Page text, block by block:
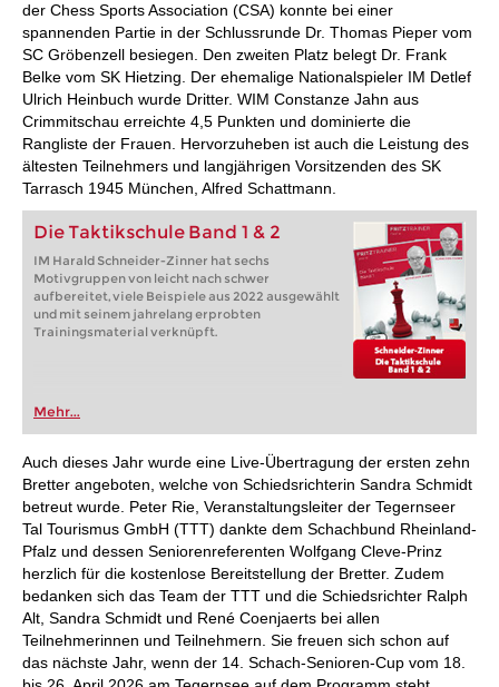
der Chess Sports Association (CSA) konnte bei einer
spannenden Partie in der Schlussrunde Dr. Thomas Pieper vom
SC Gröbenzell besiegen. Den zweiten Platz belegt Dr. Frank
Belke vom SK Hietzing. Der ehemalige Nationalspieler IM Detlef
Ulrich Heinbuch wurde Dritter. WIM Constanze Jahn aus
Crimmitschau erreichte 4,5 Punkten und dominierte die
Rangliste der Frauen. Hervorzuheben ist auch die Leistung des
ältesten Teilnehmers und langjährigen Vorsitzenden des SK
Tarrasch 1945 München, Alfred Schattmann.
Die Taktikschule Band 1 & 2
IM Harald Schneider-Zinner hat sechs
Motivgruppen von leicht nach schwer
aufbereitet, viele Beispiele aus 2022 ausgewählt
und mit seinem jahrelang erprobten
Trainingsmaterial verknüpft.
Mehr...
Auch dieses Jahr wurde eine Live-Übertragung der ersten zehn
Bretter angeboten, welche von Schiedsrichterin Sandra Schmidt
betreut wurde. Peter Rie, Veranstaltungsleiter der Tegernseer
Tal Tourismus GmbH (TTT) dankte dem Schachbund Rheinland-
Pfalz und dessen Seniorenreferenten Wolfgang Cleve-Prinz
herzlich für die kostenlose Bereitstellung der Bretter. Zudem
bedanken sich das Team der TTT und die Schiedsrichter Ralph
Alt, Sandra Schmidt und René Coenjaerts bei allen
Teilnehmerinnen und Teilnehmern. Sie freuen sich schon auf
das nächste Jahr, wenn der 14. Schach-Senioren-Cup vom 18.